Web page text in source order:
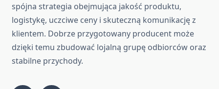
spójna strategia obejmująca jakość produktu,
logistykę, uczciwe ceny i skuteczną komunikację z
klientem. Dobrze przygotowany producent może
dzięki temu zbudować lojalną grupę odbiorców oraz
stabilne przychody.